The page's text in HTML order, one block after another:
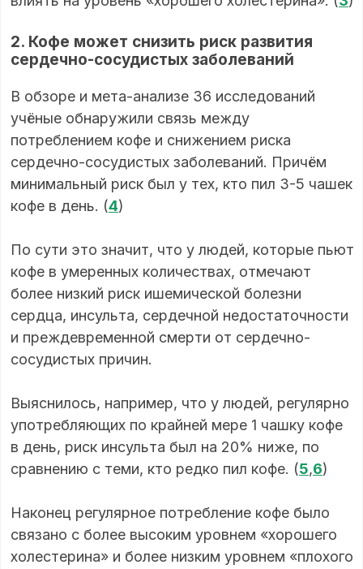
2. Кофе может снизить риск развития
сердечно-сосудистых заболеваний
В обзоре и мета-анализе 36 исследований
учёные обнаружили связь между
потреблением кофе и снижением риска
сердечно-сосудистых заболеваний. Причём
минимальный риск был у тех, кто пил 3-5 чашек
кофе в день. (4)
По сути это значит, что у людей, которые пьют
кофе в умеренных количествах, отмечают
более низкий риск ишемической болезни
сердца, инсульта, сердечной недостаточности
и преждевременной смерти от сердечно-
сосудистых причин.
Выяснилось, например, что у людей, регулярно
употребляющих по крайней мере 1 чашку кофе
в день, риск инсульта был на 20% ниже, по
сравнению с теми, кто редко пил кофе. (5,6)
Наконец регулярное потребление кофе было
связано с более высоким уровнем «хорошего
холестерина» и более низким уровнем «плохого